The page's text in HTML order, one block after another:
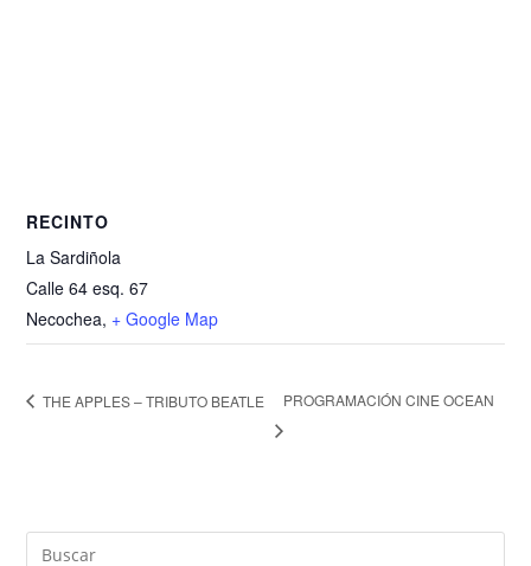
RECINTO
La Sardiñola
Calle 64 esq. 67
Necochea, + Google Map
THE APPLES – TRIBUTO BEATLE PROGRAMACIÓN CINE OCEAN